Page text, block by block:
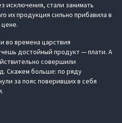
исключения, стали занимать
их продукция сильно прибавила в
цене.
во времена царствия
достойный продукт — плати. А
совершили
Скажем больше: по ряду
за пояс поверивших в себя